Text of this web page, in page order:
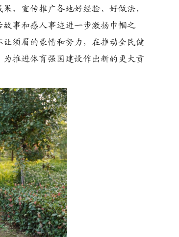
宣传推广各地好经验、好做法，
事和感人事迹进一步激扬巾帼之
须眉的豪情和努力，在推动全民健
推进体育强国建设作出新的更大贡